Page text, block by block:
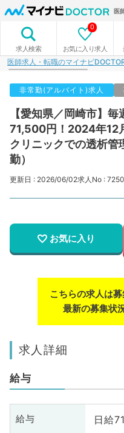
医
求人検索 お気に入り求人
0
医師求人・転職のマイナビ
非常勤(アルバイト)求人
【愛知県／岡崎市】
71,500円！2024年12
クリニックでの透析管
勤）
更新日 : 2026/06/02求人No :
お気に入り
こちらの求人は募
最新の募集状
求人詳細
給与
給与 日給